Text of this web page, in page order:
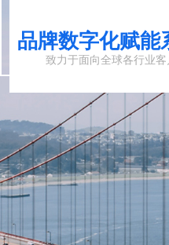
品牌数字化赋能
致力于面向全球各行业